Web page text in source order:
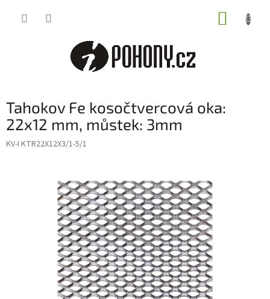
Tahokov Fe kosočtvercová oka:
22x12 mm, můstek: 3mm
KV-I KTR22X12X3/1-5/1